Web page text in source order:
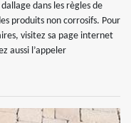
dans les règles de
produits non corrosifs. Pour
visitez sa page internet
aussi l’appeler